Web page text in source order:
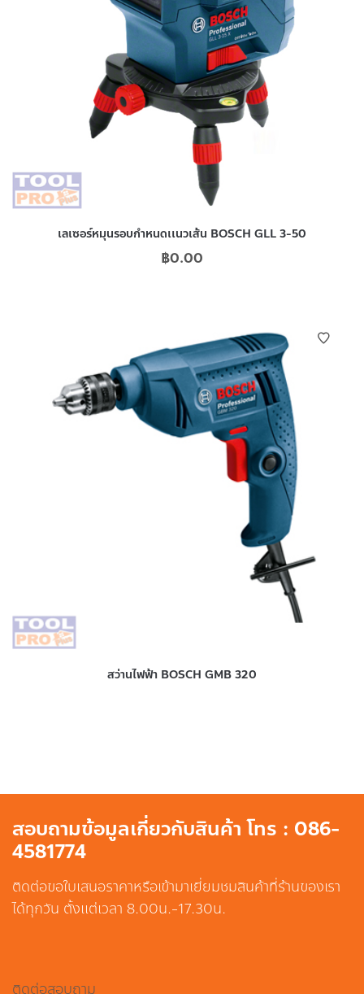
เลเซอร์หมุนรอบกำหนดเเนวเส้น BOSCH GLL 3-50
฿0.00
สว่านไฟฟ้า BOSCH GMB 320
สอบถามข้อมูลเกี่ยวกับสินค้า โทร : 086-
4581774
ติดต่อขอใบเสนอราคาหรือเข้ามาเยี่ยมชมสินค้าที่ร้านของเรา
ได้ทุกวัน ตั้งแต่เวลา 8.00น.-17.30น.
ติดต่อสอบถาม